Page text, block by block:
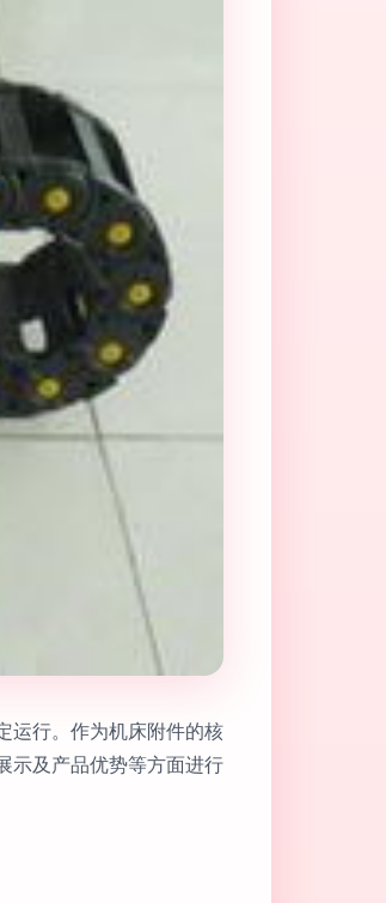
运行。作为机床附件的核
示及产品优势等方面进行